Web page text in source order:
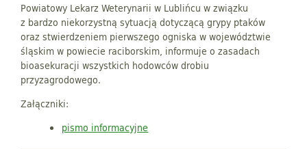
Powiatowy Lekarz Weterynarii w Lublińcu w związku
z bardzo niekorzystną sytuacją dotyczącą grypy ptaków
oraz stwierdzeniem pierwszego ogniska w województwie
śląskim w powiecie raciborskim, informuje o zasadach
bioasekuracji wszystkich hodowców drobiu
przyzagrodowego.
Załączniki:
pismo informacyjne